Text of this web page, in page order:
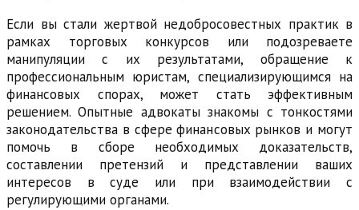
Если вы стали жертвой недобросовестных практик в
рамках торговых конкурсов или подозреваете
манипуляции с их результатами, обращение к
профессиональным юристам, специализирующимся на
финансовых спорах, может стать эффективным
решением. Опытные адвокаты знакомы с тонкостями
законодательства в сфере финансовых рынков и могут
помочь в сборе необходимых доказательств,
составлении претензий и представлении ваших
интересов в суде или при взаимодействии с
регулирующими органами.